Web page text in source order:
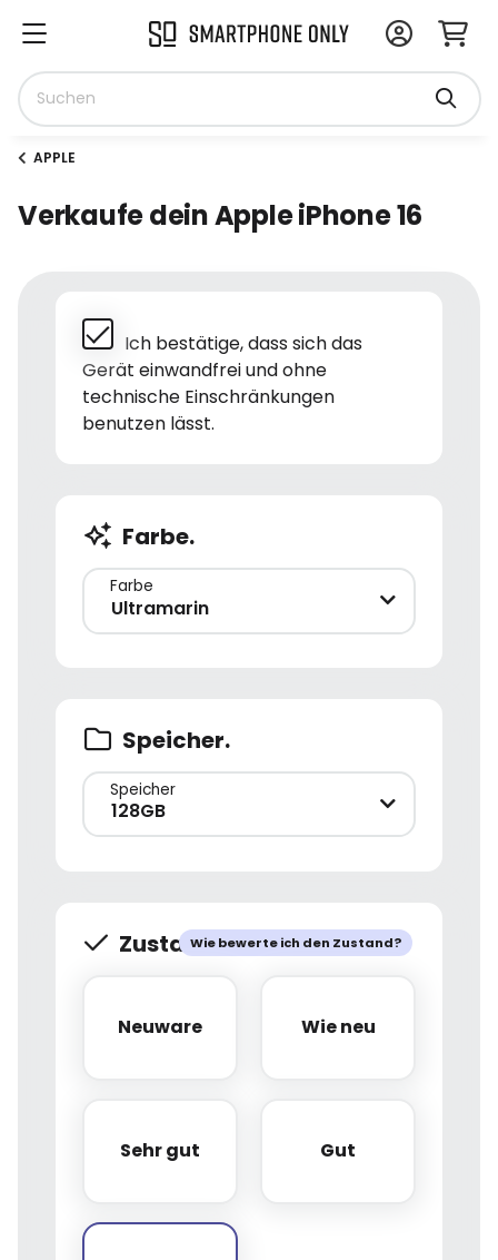
APPLE
Verkaufe dein Apple iPhone 16
Ich bestätige, dass sich das
Gerät einwandfrei und ohne
technische Einschränkungen
benutzen lässt.
Farbe.
Farbe
Ultramarin
Speicher.
Speicher
128GB
Wie bewerte ich den Zustand?
Zustand.
Neuware
Neuware Wie neu
Wie neu
Sehr gut
Sehr gut Gut
Gut